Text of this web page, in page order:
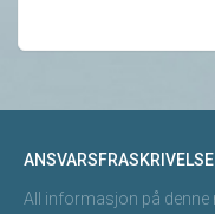
All informasjon på denne